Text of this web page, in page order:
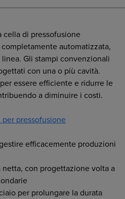
cella di pressofusione
automatizzata,
Gli stampi convenzionali
con una o più cavità.
essere efficiente e ridurre le
a diminuire i costi.
pressofusione
efficacemente produzioni
netta, con progettazione volta a
per prolungare la durata